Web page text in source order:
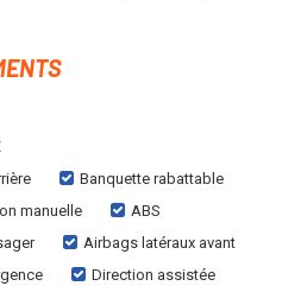
Banquette rabattable
manuelle
ABS
Airbags latéraux avant
Direction assistée